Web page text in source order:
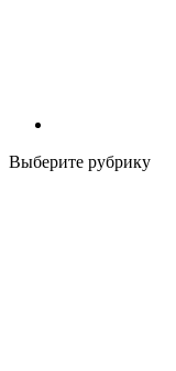
Выберите рубрику